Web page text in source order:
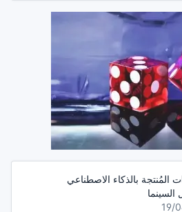
المُنتجة بالذكاء الاصطناعي
19/